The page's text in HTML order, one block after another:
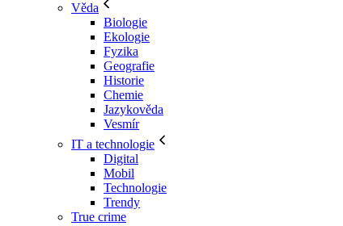
Věda
Biologie
Ekologie
Fyzika
Geografie
Historie
Chemie
Jazykověda
Vesmír
IT a technologie
Digital
Mobil
Technologie
Trendy
True crime